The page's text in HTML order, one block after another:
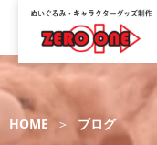
HOME ブログ